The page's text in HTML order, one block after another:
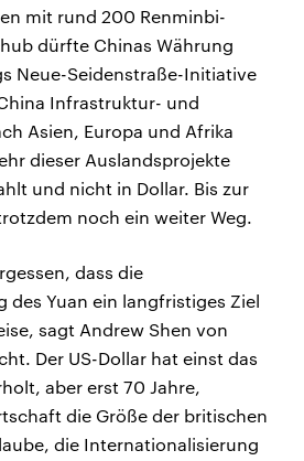
mit rund 200 Renminbi-
dürfte Chinas Währung
Neue-Seidenstraße-Initiative
Infrastruktur- und
Asien, Europa und Afrika
dieser Auslandsprojekte
und nicht in Dollar. Bis zur
noch ein weiter Weg.
dass die
des Yuan ein langfristiges Ziel
sagt Andrew Shen von
Der US-Dollar hat einst das
aber erst 70 Jahre,
die Größe der britischen
die Internationalisierung